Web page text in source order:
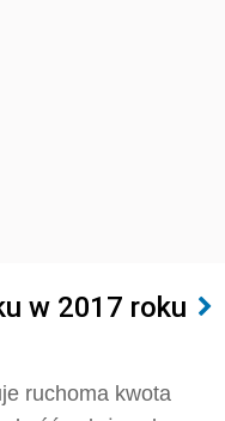
w 2017 roku
ruchoma kwota